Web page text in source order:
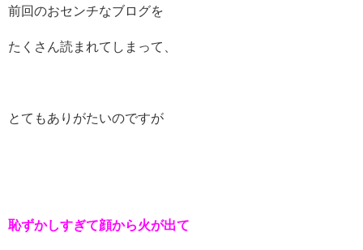
前回のおセンチなブログを
たくさん読まれてしまって、
とてもありがたいのですが
恥ずかしすぎて顔から火が出て